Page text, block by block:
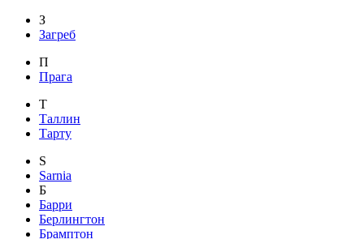
З
Загреб
П
Прага
Т
Таллин
Тарту
S
Sarnia
Б
Барри
Берлингтон
Брамптон